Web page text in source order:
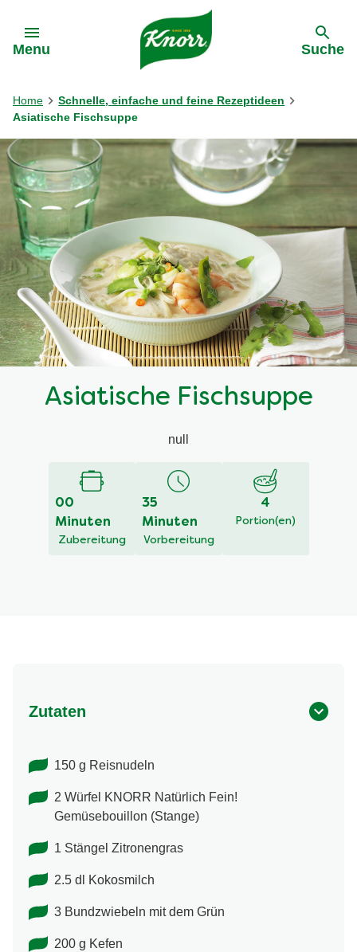
Menu Suche
Home
Schnelle, einfache und feine Rezeptideen
Asiatische Fischsuppe
Asiatische Fischsuppe
null
00
Minuten
Zubereitung
35
Minuten
Vorbereitung
4
Portion(en)
Zutaten
150 g Reisnudeln
2 Würfel KNORR Natürlich Fein!
Gemüsebouillon (Stange)
1 Stängel Zitronengras
2.5 dl Kokosmilch
3 Bundzwiebeln mit dem Grün
200 g Kefen